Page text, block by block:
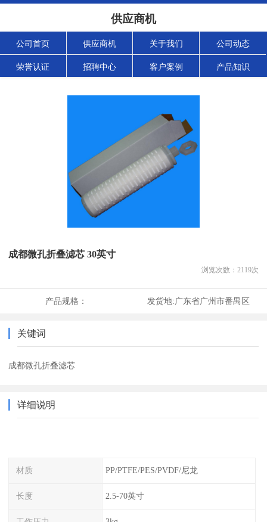
供应商机
公司首页 供应商机 关于我们 公司动态
荣誉认证 招聘中心 客户案例 产品知识
成都微孔折叠滤芯 30英寸
浏览次数： 2119次
产品规格： 发货地:广东省广州市番禺区
关键词
成都微孔折叠滤芯
详细说明
材质 PP/PTFE/PES/PVDF/尼龙
长度 2.5-70英寸